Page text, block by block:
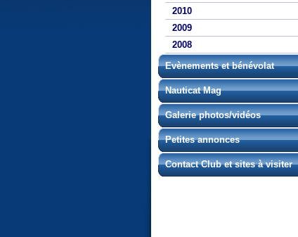
2010
2009
2008
Evènements et bénévolat
Nauticat Mag
Galerie photos/vidéos
Petites annonces
Contact Club et sites à visiter